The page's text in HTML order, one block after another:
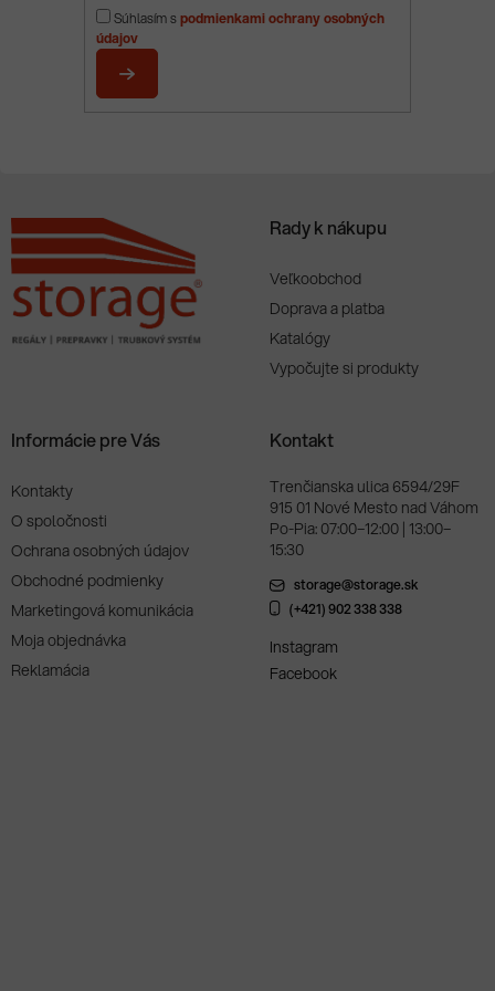
Súhlasím spodmienkami ochrany osobných
údajov
PRIHLÁSIŤ
Rady k nákupu
Veľkoobchod
Doprava a platba
Katalógy
Vypočujte si produkty
Informácie pre Vás
Kontakty
O spoločnosti
Ochrana osobných údajov
Obchodné podmienky
Marketingová komunikácia
Moja objednávka
Reklamácia
Kontakt
Trenčianska ulica 6594/29F
915 01 Nové Mesto nad Váhom
Po-Pia: 07:00–12:00 | 13:00–
15:30
storage@storage.sk
(+421) 902 338 338
Instagram
Facebook